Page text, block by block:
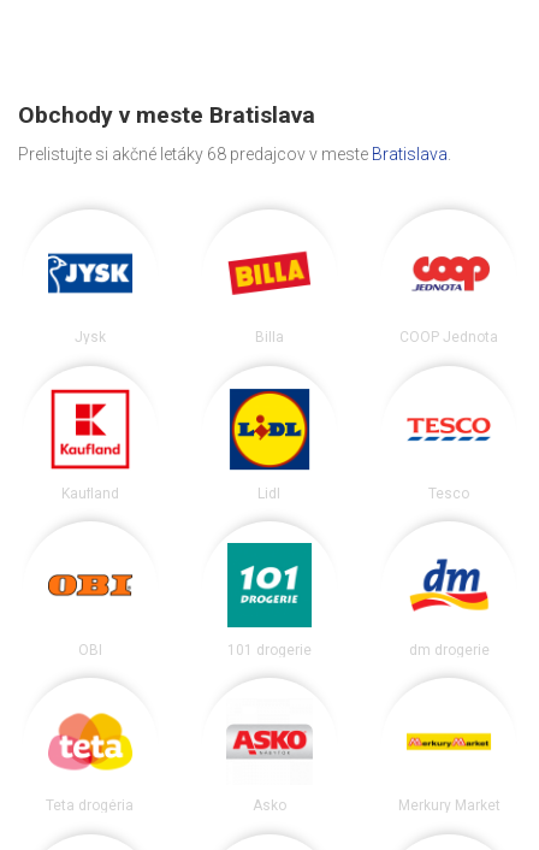
Obchody v meste Bratislava
Prelistujte si akčné letáky 68 predajcov v meste Bratislava.
Jysk Billa COOP Jednota
Kaufland Lidl Tesco
OBI 101 drogerie dm drogerie
Teta drogéria Asko Merkury Market